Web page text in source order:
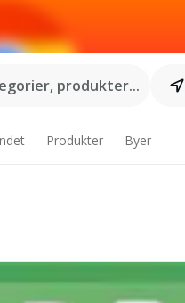
produkter...
Produkter Byer